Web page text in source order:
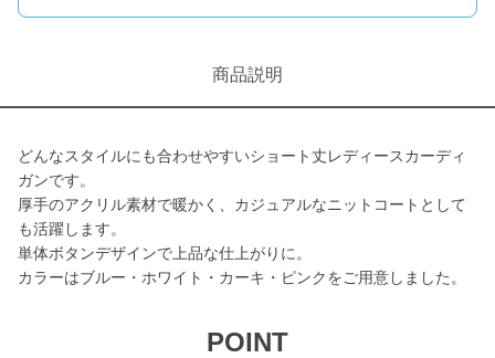
商品説明
どんなスタイルにも合わせやすいショート丈レディースカーディ
ガンです。
厚手のアクリル素材で暖かく、カジュアルなニットコートとして
も活躍します。
単体ボタンデザインで上品な仕上がりに。
カラーはブルー・ホワイト・カーキ・ピンクをご用意しました。
POINT